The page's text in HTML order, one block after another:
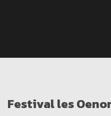
Festival les